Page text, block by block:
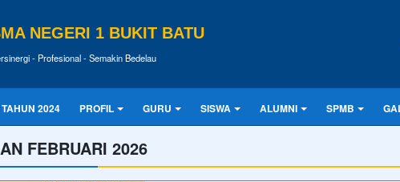
NEGERI 1 BUKIT BATU
- Profesional - Semakin Bedelau
2024 PROFIL GURU SISWA ALUMNI SPMB
FEBRUARI 2026